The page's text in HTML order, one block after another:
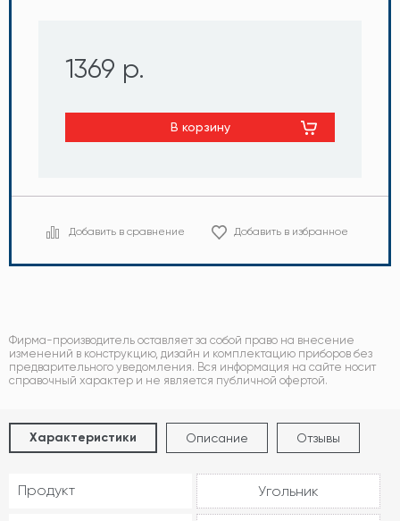
1369 р.
В корзину
Добавить в сравнение Добавить в избранное
Фирма-производитель оставляет за собой право на внесение
изменений в конструкцию, дизайн и комплектацию приборов без
предварительного уведомления. Вся информация на сайте носит
справочный характер и не является публичной офертой.
Характеристики Описание Отзывы
Продукт Угольник